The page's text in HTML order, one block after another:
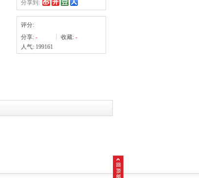
分享到:
评分:
分享: - 收藏: -
人气: 199161